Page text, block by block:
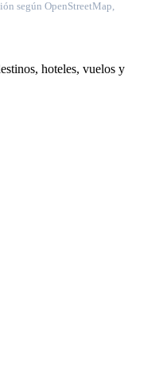
según OpenStreetMap,
hoteles, vuelos y